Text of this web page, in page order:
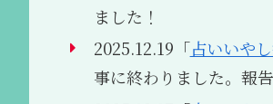
ました！
2025.12.19「占いいや
事に終わりました。報